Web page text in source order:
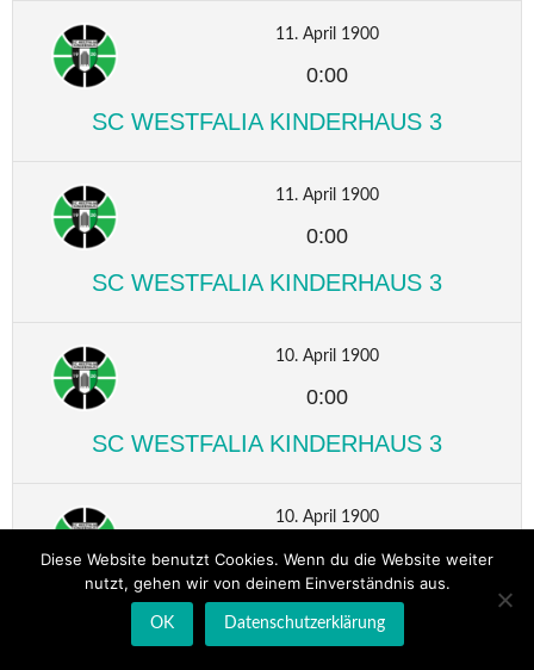
11. April 1900
0:00
SC WESTFALIA KINDERHAUS 3
11. April 1900
0:00
SC WESTFALIA KINDERHAUS 3
10. April 1900
0:00
SC WESTFALIA KINDERHAUS 3
10. April 1900
0:00
SC WESTFALIA KINDERHAUS 3
Diese Website benutzt Cookies. Wenn du die Website weiter
nutzt, gehen wir von deinem Einverständnis aus.
OK Datenschutzerklärung